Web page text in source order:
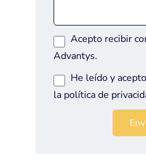
Acepto recibir
Advantys.
He leído y
la política de